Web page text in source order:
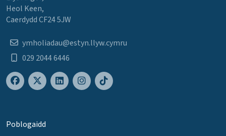
Heol Keen,
Caerdydd CF24 5JW
ymholiadau@estyn.llyw.cymru
029 2044 6446
Poblogaidd